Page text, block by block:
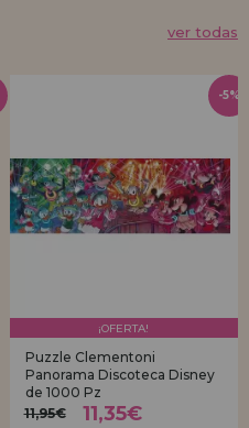
ver todas
¡OFERTA!
Puzzle Clementoni
Panorama Discoteca Disney
de 1000 Pz
11,95€
11,35€
-5%